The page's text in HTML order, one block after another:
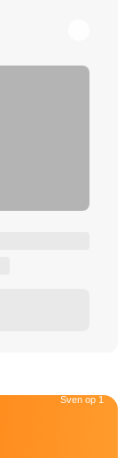
Sven op 1